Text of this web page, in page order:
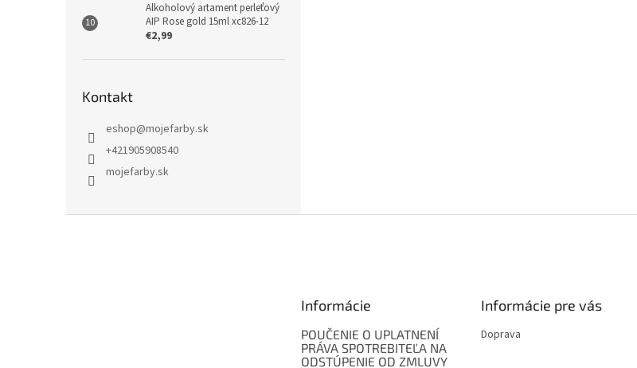
Alkoholový artament perleťový
AIP Rose gold 15ml xc826-12
€2,99
Kontakt
eshop@mojefarby.sk
+421905908540
mojefarby.sk
Informácie
POUČENIE O UPLATNENÍ
PRÁVA SPOTREBITEĽA NA
ODSTÚPENIE OD ZMLUVY
Informácie pre vás
Doprava